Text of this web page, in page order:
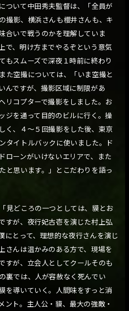
ついて中田秀夫監督は、「全員が
撮影、横浜さんも櫻井さんも、キ
合いで戦うのかを理解していま
で、明け方までやるぞという意気
もスムーズで深夜１時前に終わり
た空撮については、「いま空撮と
んですが、撮影区域に制限があ
リコプターで撮影をしました。お
ジを通って目的のビルに行く。操
く、４～５回撮影をした後、東京
タイトルバックに使いました。ド
ローンがいけないエリアで、また
と思います。」とこだわりを語っ
見どころの一つとしては、貘とお
すが、夜行妃古壱を演じた村上弘
にとって、理想的な夜行さんを演じ
さんは温かみのある方で、現場を
すが、立会人としてクールそのも
裏では、人が容赦なく死んでい
を導いていく。人間味をすっと消
ント。主人公・貘、最大の強敵・